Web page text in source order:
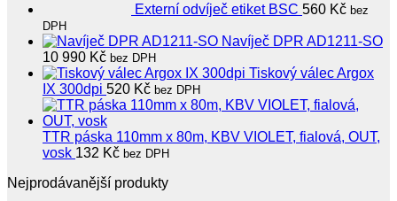
Externí odvíječ etiket BSC 560 Kč bez
DPH
Navíječ DPR AD1211-SO
10 990 Kč bez DPH
Tiskový válec Argox
IX 300dpi 520 Kč bez DPH
TTR páska 110mm x 80m, KBV VIOLET, fialová, OUT,
vosk 132 Kč bez DPH
Nejprodávanější produkty